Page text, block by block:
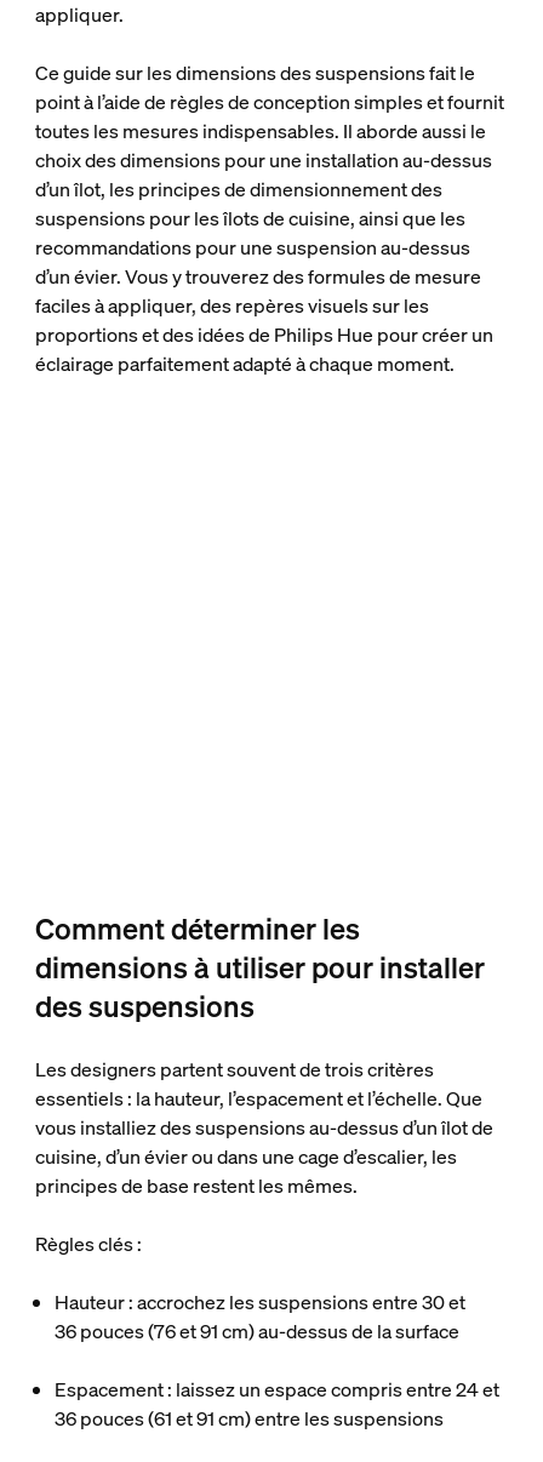
appliquer.
Ce guide sur les dimensions des suspensions fait le
point à l’aide de règles de conception simples et fournit
toutes les mesures indispensables. Il aborde aussi le
choix des dimensions pour une installation au-dessus
d’un îlot, les principes de dimensionnement des
suspensions pour les îlots de cuisine, ainsi que les
recommandations pour une suspension au-dessus
d’un évier. Vous y trouverez des formules de mesure
faciles à appliquer, des repères visuels sur les
proportions et des idées de Philips Hue pour créer un
éclairage parfaitement adapté à chaque moment.
Comment déterminer les
dimensions à utiliser pour installer
des suspensions
Les designers partent souvent de trois critères
essentiels : la hauteur, l’espacement et l’échelle. Que
vous installiez des suspensions au-dessus d’un îlot de
cuisine, d’un évier ou dans une cage d’escalier, les
principes de base restent les mêmes.
Règles clés :
Hauteur : accrochez les suspensions entre 30 et
36 pouces (76 et 91 cm) au-dessus de la surface
Espacement : laissez un espace compris entre 24 et
36 pouces (61 et 91 cm) entre les suspensions